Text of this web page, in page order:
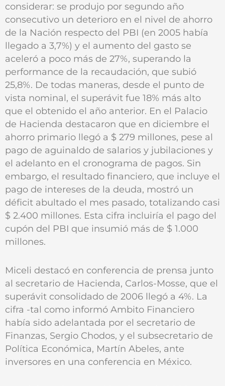
considerar: se produjo por segundo año
consecutivo un deterioro en el nivel de ahorro
de la Nación respecto del PBI (en 2005 había
llegado a 3,7%) y el aumento del gasto se
aceleró a poco más de 27%, superando la
performance de la recaudación, que subió
25,8%. De todas maneras, desde el punto de
vista nominal, el superávit fue 18% más alto
que el obtenido el año anterior. En el Palacio
de Hacienda destacaron que en diciembre el
ahorro primario llegó a $ 279 millones, pese al
pago de aguinaldo de salarios y jubilaciones y
el adelanto en el cronograma de pagos. Sin
embargo, el resultado financiero, que incluye el
pago de intereses de la deuda, mostró un
déficit abultado el mes pasado, totalizando casi
$ 2.400 millones. Esta cifra incluiría el pago del
cupón del PBI que insumió más de $ 1.000
millones.
Miceli destacó en conferencia de prensa junto
al secretario de Hacienda, Carlos-Mosse, que el
superávit consolidado de 2006 llegó a 4%. La
cifra -tal como informó Ambito Financiero
había sido adelantada por el secretario de
Finanzas, Sergio Chodos, y el subsecretario de
Política Económica, Martín Abeles, ante
inversores en una conferencia en México.